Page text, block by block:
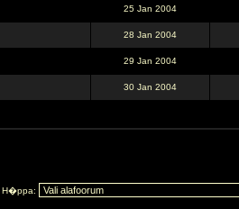
25 Jan 2004
28 Jan 2004
29 Jan 2004
30 Jan 2004
H�ppa: